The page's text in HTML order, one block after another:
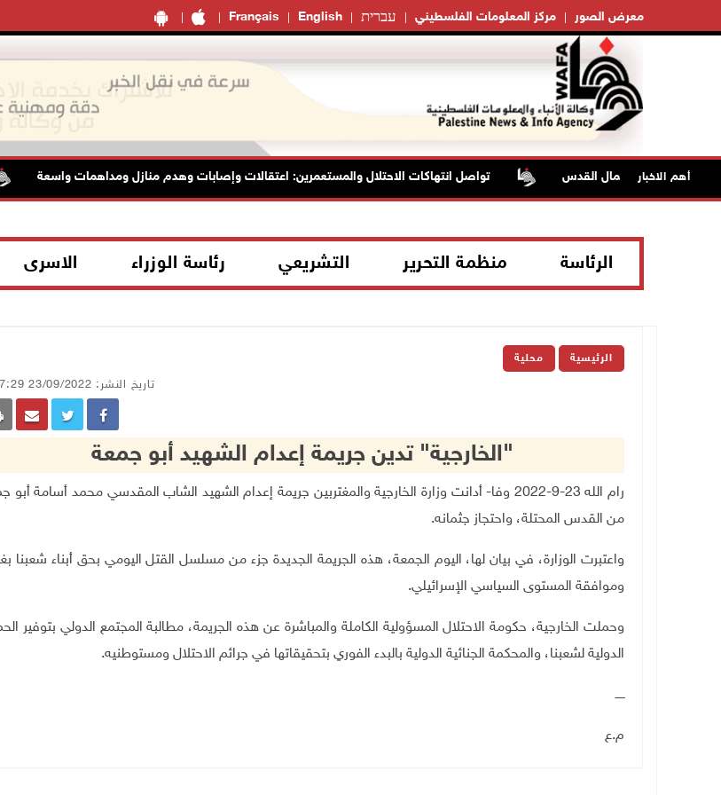
Français English עברית مركز المعلومات الفلسطيني معرض الصور
أهم الاخبار تواصل انتهاكات الاحتلال والمستعمرين: اعتقالات وإصابات وهدم منازل ومداهمات واسعة
الرئاسة منظمة التحرير التشريعي رئاسة الوزراء الاسرى
الرئيسية محلية
تاريخ النشر: 23/09/2022 07:29 م
"الخارجية" تدين جريمة إعدام الشهيد أبو جمعة
رام الله 23-9-2022 وفا- أدانت وزارة الخارجية والمغتربين جريمة إعدام الشهيد الشاب المقدسي محمد أسامة أبو
من القدس المحتلة، واحتجاز جثمانه.
واعتبرت الوزارة، في بيان لها، اليوم الجمعة، هذه الجريمة الجديدة جزء من مسلسل القتل اليومي بحق أبناء شعبنا
وموافقة المستوى السياسي الإسرائيلي.
وحملت الخارجية، حكومة الاحتلال المسؤولية الكاملة والمباشرة عن هذه الجريمة، مطالبة المجتمع الدولي بتوفير
الدولية لشعبنا، والمحكمة الجنائية الدولية بالبدء الفوري بتحقيقاتها في جرائم الاحتلال ومستوطنيه.
ـــــ
م.ع